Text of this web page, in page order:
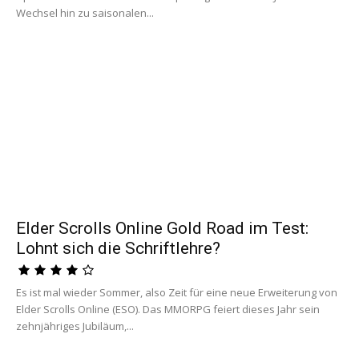
Wechsel hin zu saisonalen...
Elder Scrolls Online Gold Road im Test:
Lohnt sich die Schriftlehre?
Es ist mal wieder Sommer, also Zeit für eine neue Erweiterung von
Elder Scrolls Online (ESO). Das MMORPG feiert dieses Jahr sein
zehnjähriges Jubiläum,...